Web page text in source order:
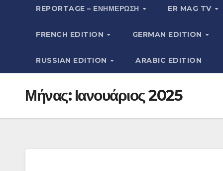
REPORTAGE – EΝΗΜΈΡΩΣΗ ER MAG TV
FRENCH EDITION GERMAN EDITION
RUSSIAN EDITION ARABIC EDITION
Μήνας: Ιανουάριος 2025